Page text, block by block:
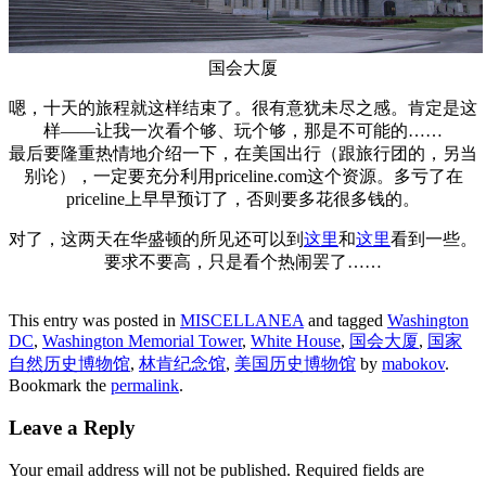
国会大厦
嗯，十天的旅程就这样结束了。很有意犹未尽之感。肯定是这
样——让我一次看个够、玩个够，那是不可能的……
最后要隆重热情地介绍一下，在美国出行（跟旅行团的，另当
别论），一定要充分利用priceline.com这个资源。多亏了在
priceline上早早预订了，否则要多花很多钱的。
对了，这两天在华盛顿的所见还可以到 这里和这里看到一些。
要求不要高，只是看个热闹罢了……
This entry was posted in MISCELLANEAand tagged Washington
DC, Washington Memorial Tower, White House, 国会大厦, 国家
自然历史博物馆, 林肯纪念馆, 美国历史博物馆 by mabokov.
Bookmark the permalink.
Leave a Reply
Your email address will not be published. Required fields are